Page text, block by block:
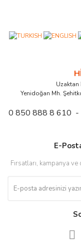
Uzaktan
Yenidoğan Mh.
0 850 888 8 610 -
E-
Fırsatları, kampanya